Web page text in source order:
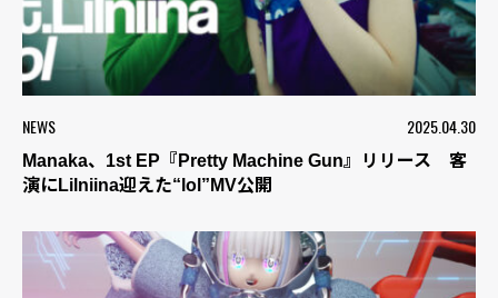
NEWS 2025.04.30
Manaka、1st EP『Pretty Machine Gun』リリース 客
演にLilniina迎えた“lol”MV公開